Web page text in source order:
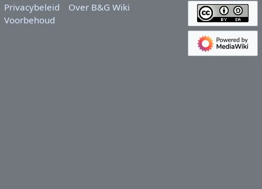
Privacybeleid
Over B&G Wiki
Voorbehoud